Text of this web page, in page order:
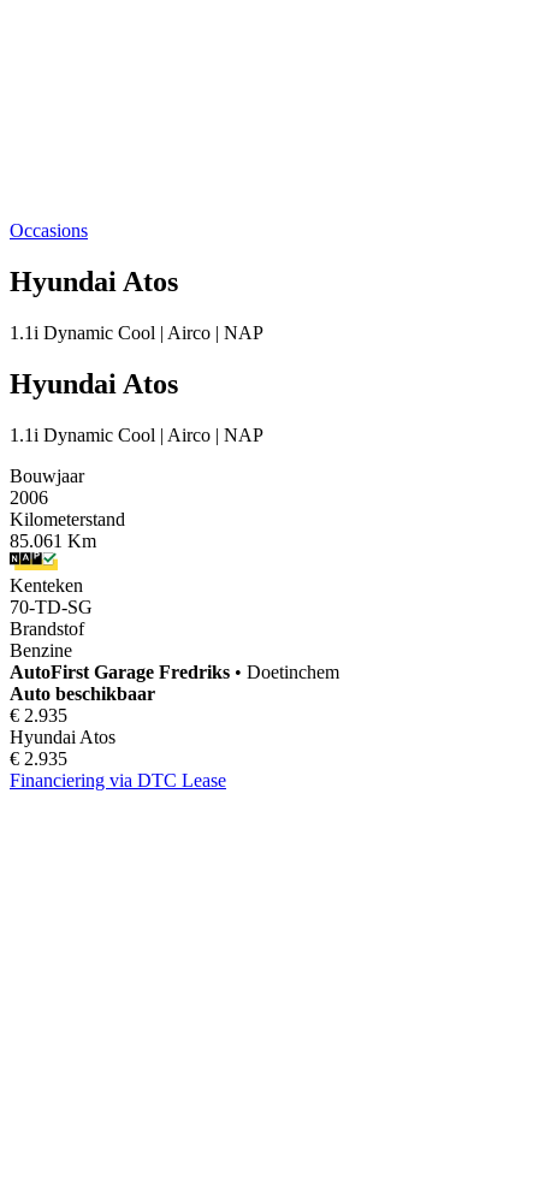
Occasions
Hyundai Atos
1.1i Dynamic Cool | Airco | NAP
Hyundai Atos
1.1i Dynamic Cool | Airco | NAP
Bouwjaar
2006
Kilometerstand
85.061 Km
Kenteken
70-TD-SG
Brandstof
Benzine
AutoFirst Garage Fredriks • Doetinchem
Auto beschikbaar
€ 2.935
Hyundai Atos
€ 2.935
Financiering via DTC Lease